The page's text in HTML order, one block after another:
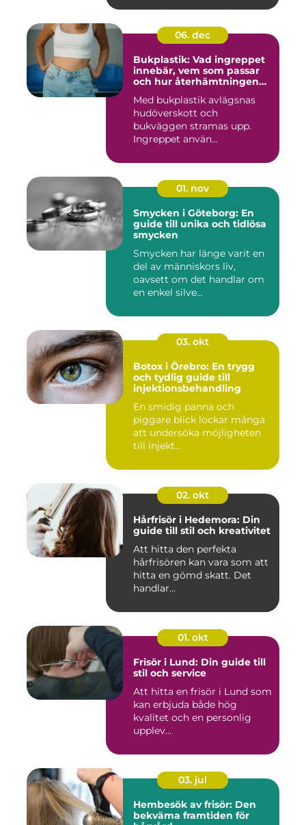
06. dec
Bukplastik: Vad ingreppet
innebär, vem som passar
och hur återhämtningen
Med bukplastik avlägsnas
hudöverskott och
bukväggen stramas upp.
Ingreppet använ...
01. nov
Smycken i Göteborg: En
guide till unika och tidlösa
smycken
Smycken har länge varit en
del av människors liv,
oavsett om det handlar om
en enkel silve...
03. okt
Botox i Örebro: En trygg
och tydlig guide till
injektionsbehandling
En smidig panna och
piggare blick lockar många
att undersöka möjligheten
till injekt...
02. okt
Hårfrisör i Hedemora: Din
guide till stil och kreativitet
Att hitta den perfekta
hårfrisören kan vara som att
hitta en gömd skatt. Det
handlar...
01. okt
Frisör i Lund: Din guide till
stil och service
Att hitta en frisör i Lund som
kan erbjuda både hög
kvalitet och en personlig
upplev...
03. jul
Hembesök av frisör: Den
bekväma framtiden för